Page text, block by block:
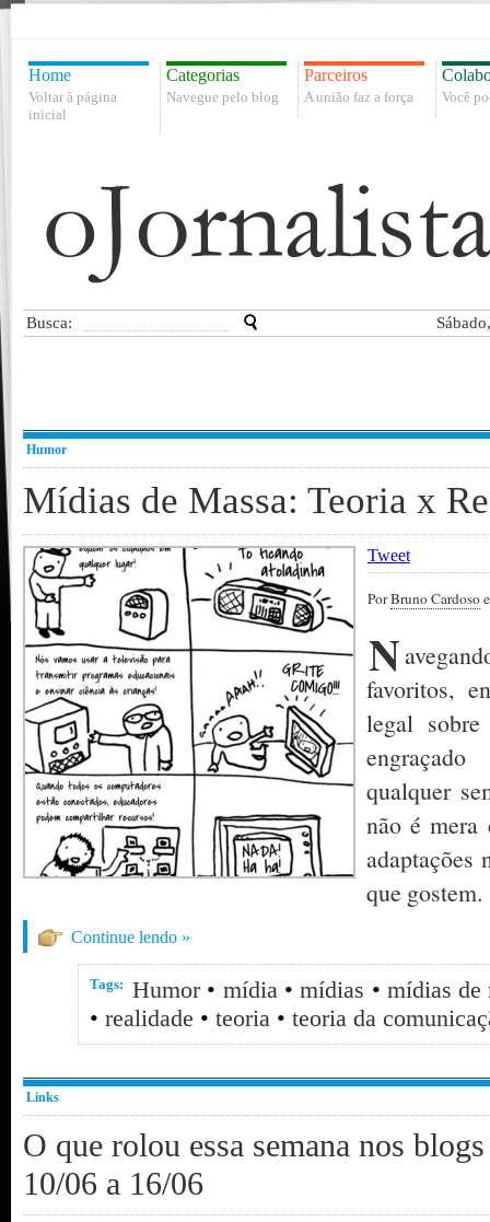
Home
Voltar à página
inicial
Categorias
Navegue pelo blog
Parceiros
A união faz a força Você
Busca:
Humor
Mídias de Massa: Teoria x
Tweet
PorBruno Cardoso
N
favoritos,
legal
qualquer
não é mera
adaptações
que gostem.
Continue lendo »
Tags: Humor• mídia•mídias • mídias de
• realidade • teoria • teoria da
Links
O que rolou essa semana nos
10/06 a 16/06